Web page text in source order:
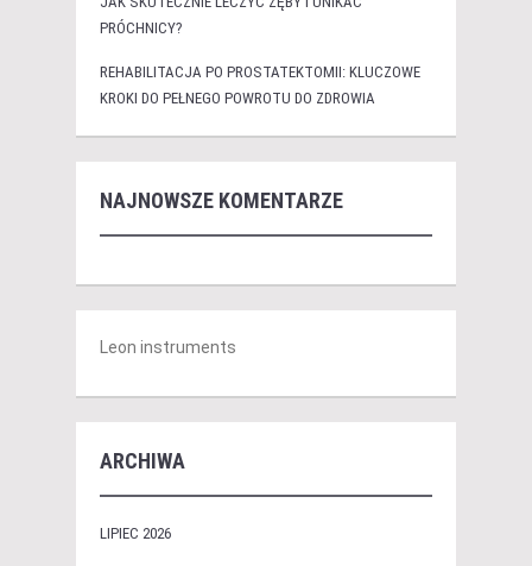
PRÓCHNICY?
REHABILITACJA PO PROSTATEKTOMII: KLUCZOWE
KROKI DO PEŁNEGO POWROTU DO ZDROWIA
NAJNOWSZE KOMENTARZE
Leon instruments
ARCHIWA
LIPIEC 2026